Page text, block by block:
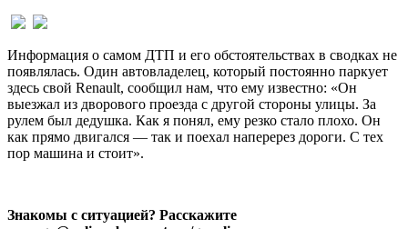
Информация о самом ДТП и его обстоятельствах в сводках не
появлялась. Один автовладелец, который постоянно паркует
здесь свой Renault, сообщил нам, что ему известно: «Он
выезжал из дворового проезда с другой стороны улицы. За
рулем был дедушка. Как я понял, ему резко стало плохо. Он
как прямо двигался — так и поехал наперерез дороги. С тех
пор машина и стоит».
Знакомы с ситуацией? Расскажите